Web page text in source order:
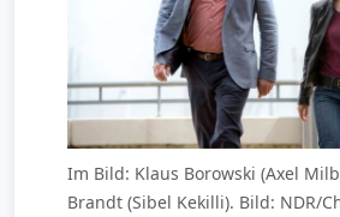
Im Bild: Klaus Borowski (Axel
Brandt (Sibel Kekilli). Bild: NDR/